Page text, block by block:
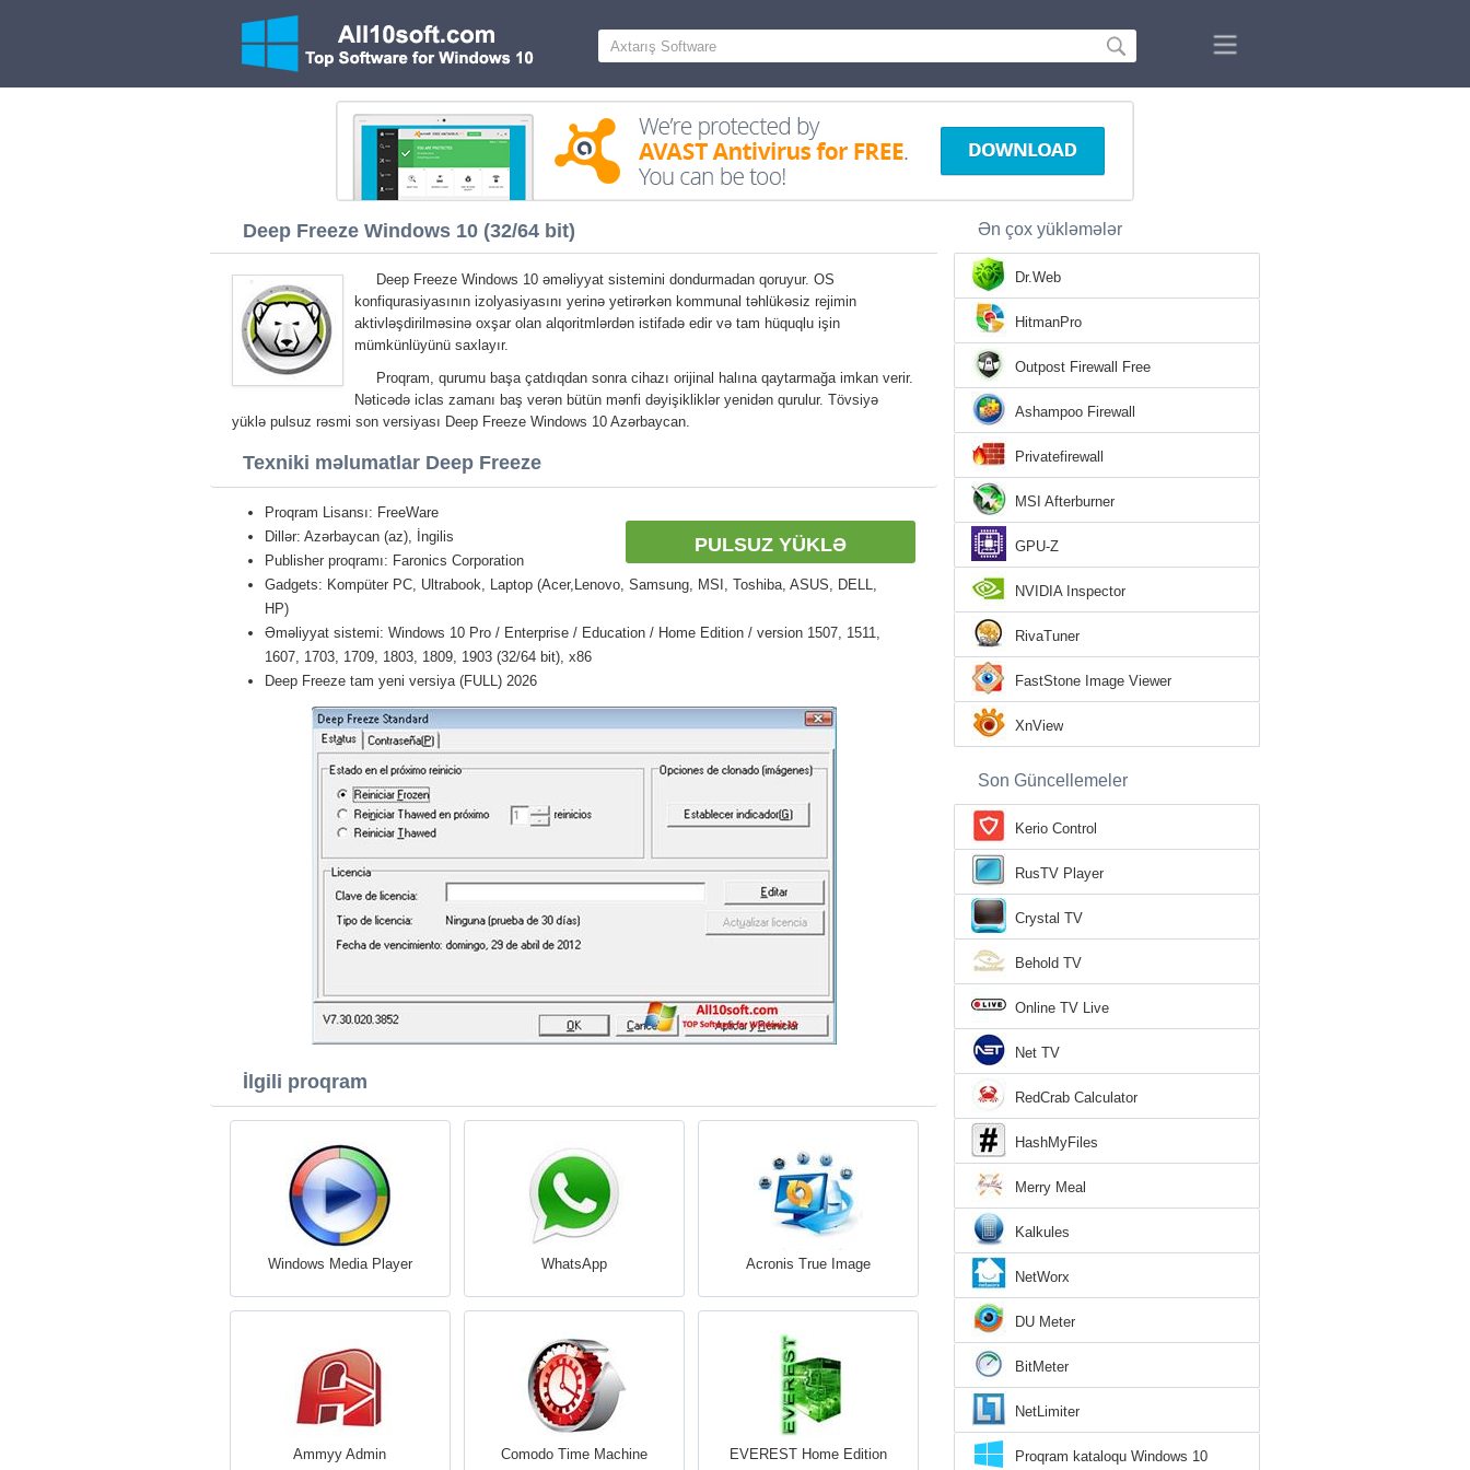
Deep Freeze Windows 10 (32/64 bit)
Deep Freeze Windows 10 əməliyyat sistemini dondurmadan qoruyur. OS
konfiqurasiyasının izolyasiyasını yerinə yetirərkən kommunal təhlükəsiz rejimin
aktivləşdirilməsinə oxşar olan alqoritmlərdən istifadə edir və tam hüquqlu işin
mümkünlüyünü saxlayır.
Proqram, qurumu başa çatdıqdan sonra cihazı orijinal halına qaytarmağa imkan verir.
Nəticədə iclas zamanı baş verən bütün mənfi dəyişikliklər yenidən qurulur. Tövsiyə
yüklə pulsuz rəsmi son versiyası Deep Freeze Windows 10 Azərbaycan.
Texniki məlumatlar Deep Freeze
PULSUZ YÜKLƏ
Proqram Lisansı: FreeWare
Dillər: Azərbaycan (az), İngilis
Publisher proqramı: Faronics Corporation
Gadgets: Kompüter PC, Ultrabook, Laptop (Acer,Lenovo, Samsung, MSI, Toshiba, ASUS, DELL,
HP)
Əməliyyat sistemi: Windows 10 Pro / Enterprise / Education / Home Edition / version 1507, 1511,
1607, 1703, 1709, 1803, 1809, 1903 (32/64 bit), x86
Deep Freeze tam yeni versiya (FULL) 2026
İlgili proqram
Windows Media Player WhatsApp Acronis True Image
Ammyy Admin Comodo Time Machine EVEREST Home Edition
Ən çox yükləmələr
Dr.Web
HitmanPro
Outpost Firewall Free
Ashampoo Firewall
Privatefirewall
MSI Afterburner
GPU-Z
NVIDIA Inspector
RivaTuner
FastStone Image Viewer
XnView
Son Güncellemeler
Kerio Control
RusTV Player
Crystal TV
Behold TV
Online TV Live
Net TV
RedCrab Calculator
HashMyFiles
Merry Meal
Kalkules
NetWorx
DU Meter
BitMeter
NetLimiter
Proqram kataloqu Windows 10